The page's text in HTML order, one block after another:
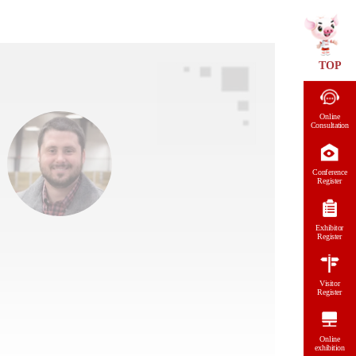
TOP
Online
Consultation
Conference
Register
Exhibitor
Register
Visitor
Register
Online
exhibition